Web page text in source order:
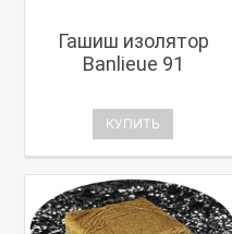
Гашиш изолятор
Banlieue 91
КУПИТЬ